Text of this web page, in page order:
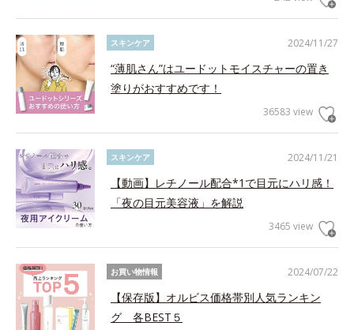
2024/11/27
スキンケア
“薄肌さん”はユードットモイスチャーの置き
塗りがおすすめです！
36583 view
2024/11/21
スキンケア
【動画】レチノール配合*1で目元にハリ感！
「夜の目元美容液」を解説
3465 view
2024/07/22
お買い物情報
【保存版】オルビス価格帯別人気ランキン
グ 各BEST５